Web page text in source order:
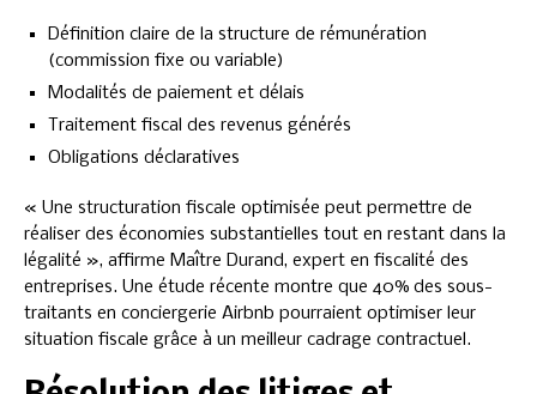
Définition claire de la structure de rémunération
(commission fixe ou variable)
Modalités de paiement et délais
Traitement fiscal des revenus générés
Obligations déclaratives
« Une structuration fiscale optimisée peut permettre de
réaliser des économies substantielles tout en restant dans la
légalité », affirme Maître Durand, expert en fiscalité des
entreprises. Une étude récente montre que 40% des sous-
traitants en conciergerie Airbnb pourraient optimiser leur
situation fiscale grâce à un meilleur cadrage contractuel.